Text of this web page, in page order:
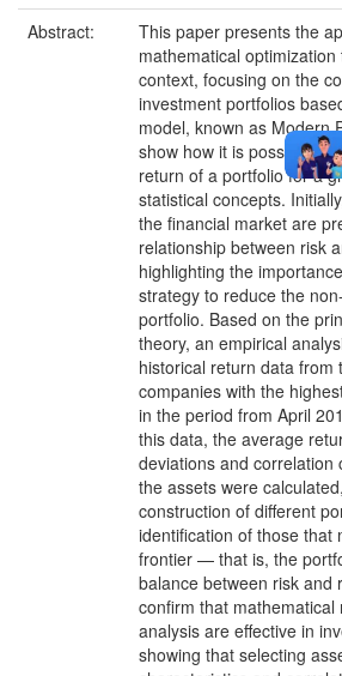
Abstract:
This paper presents the
mathematical
context, focusing on the
investment portfolios
model, known as Modern
show how it is possible to
return of a portfolio for a
statistical concepts.
the financial market are
relationship between risk
highlighting the
strategy to reduce the
portfolio. Based on the
theory, an empirical
historical return data from
companies with the
in the period from April
this data, the average
deviations and correlation
the assets were
construction of different
identification of those that
frontier — that is, the
balance between risk and
confirm that mathematical
analysis are effective in
showing that selecting